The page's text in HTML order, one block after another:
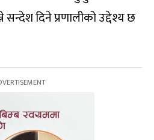
सन्देश दिने प्रणालीको उद्देश्य छ